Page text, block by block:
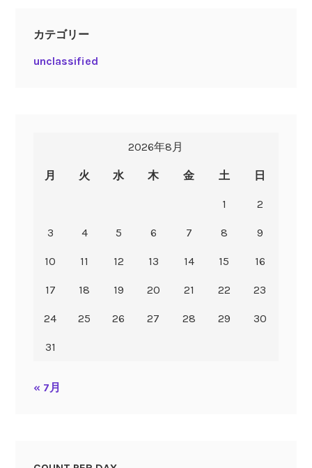
カテゴリー
unclassified
2026年8月
月 火 水 木 金 土 日
1 2
3 4 5 6 7 8 9
10 11 12 13 14 15 16
17 18 19 20 21 22 23
24 25 26 27 28 29 30
31
« 7月